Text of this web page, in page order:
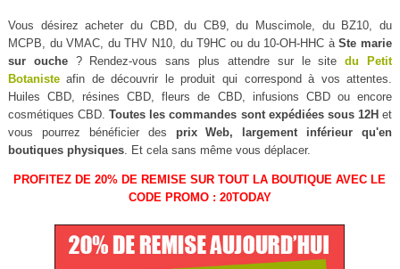
Vous désirez acheter du CBD, du CB9, du Muscimole, du BZ10, du
MCPB, du VMAC, du THV N10, du T9HC ou du 10-OH-HHC àSte marie
sur ouche? Rendez-vous sans plus attendre sur le sitedu Petit
Botanisteafin de découvrir le produit qui correspond à vos attentes.
Huiles CBD, résines CBD, fleurs de CBD, infusions CBD ou encore
cosmétiques CBD.Toutes les commandes sont expédiées sous 12H et
vous pourrez bénéficier des prix Web, largement inférieur qu'en
boutiques physiques. Et cela sans même vous déplacer.
PROFITEZ DE 20% DE REMISE SUR TOUT LA BOUTIQUE AVEC LE
CODE PROMO : 20TODAY